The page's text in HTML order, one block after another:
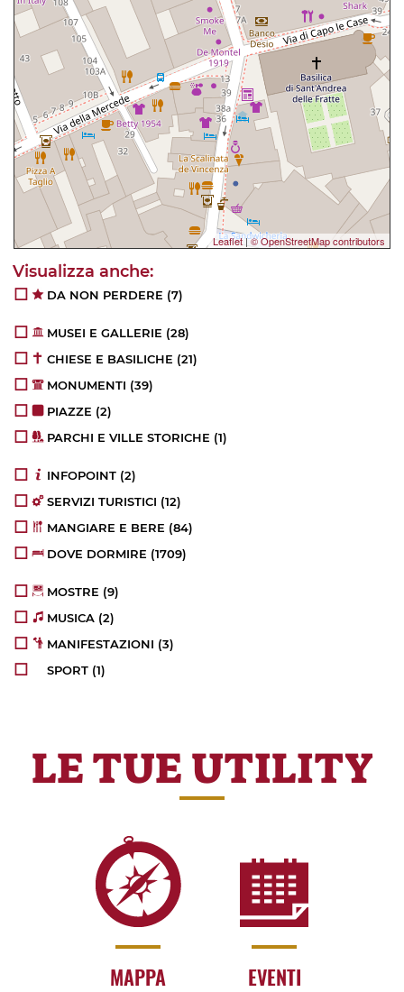
Leaflet|© OpenStreetMap contributors
DA NON PERDERE (7)
MUSEI E GALLERIE (28)
CHIESE E BASILICHE (21)
MONUMENTI (39)
PIAZZE (2)
PARCHI E VILLE STORICHE (1)
INFOPOINT (2)
SERVIZI TURISTICI (12)
MANGIARE E BERE (84)
DOVE DORMIRE (1709)
MOSTRE (9)
MUSICA (2)
MANIFESTAZIONI (3)
SPORT (1)
LE TUE UTILITY
MAPPA EVENTI